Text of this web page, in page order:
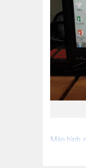
Màn hình
dụng.